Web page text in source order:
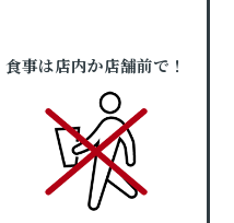
食事は店内か店舗前で！